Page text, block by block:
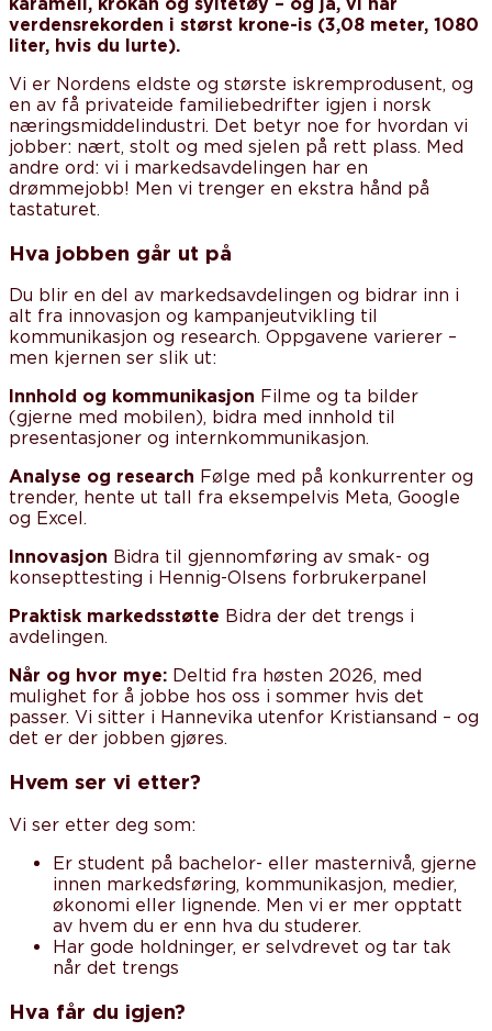
verdensrekorden i størst krone-is (3,08 meter, 1080
liter, hvis du lurte).
Vi er Nordens eldste og største iskremprodusent, og
en av få privateide familiebedrifter igjen i norsk
næringsmiddelindustri. Det betyr noe for hvordan vi
jobber: nært, stolt og med sjelen på rett plass. Med
andre ord: vi i markedsavdelingen har en
drømmejobb! Men vi trenger en ekstra hånd på
tastaturet.
Hva jobben går ut på
Du blir en del av markedsavdelingen og bidrar inn i
alt fra innovasjon og kampanjeutvikling til
kommunikasjon og research. Oppgavene varierer –
men kjernen ser slik ut:
Innhold og kommunikasjon Filme og ta bilder
(gjerne med mobilen), bidra med innhold til
presentasjoner og internkommunikasjon.
Analyse og research Følge med på konkurrenter og
trender, hente ut tall fra eksempelvis Meta, Google
og Excel.
Innovasjon Bidra til gjennomføring av smak- og
konsepttesting i Hennig-Olsens forbrukerpanel
Praktisk markedsstøtte Bidra der det trengs i
avdelingen.
Når og hvor mye: Deltid fra høsten 2026, med
mulighet for å jobbe hos oss i sommer hvis det
passer. Vi sitter i Hannevika utenfor Kristiansand – og
det er der jobben gjøres.
Hvem ser vi etter?
Vi ser etter deg som:
Er student på bachelor- eller masternivå, gjerne
innen markedsføring, kommunikasjon, medier,
økonomi eller lignende. Men vi er mer opptatt
av hvem du er enn hva du studerer.
Har gode holdninger, er selvdrevet og tar tak
når det trengs
Hva får du igjen?